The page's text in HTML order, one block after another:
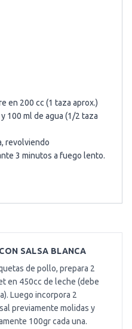
en 200 cc (1 taza aprox.)
100 ml de agua (1/2 taza
revolviendo
3 minutos a fuego lento.
SALSA BLANCA
de pollo, prepara 2
en 450cc de leche (debe
Luego incorpora 2
previamente molidas y
100gr cada una.